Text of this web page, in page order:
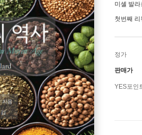
미셸 발라
첫번째
정가
판매가
YES포인